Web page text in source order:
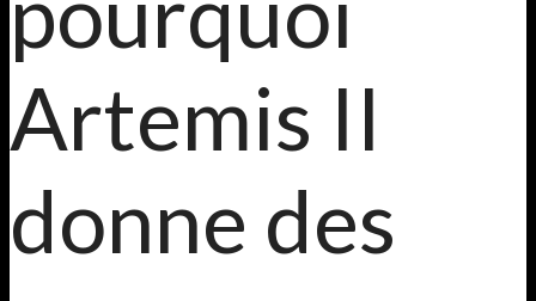
Artemis II
donne des